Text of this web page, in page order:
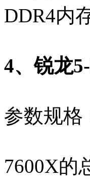
DDR4内
4、锐龙
参数规格
7600X的